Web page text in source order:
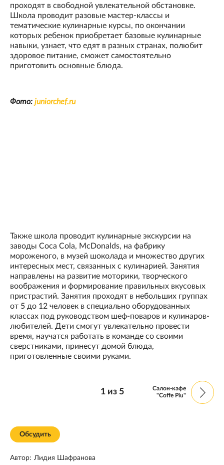
проходят в свободной увлекательной обстановке.
Школа проводит разовые мастер-классы и
тематические кулинарные курсы, по окончании
которых ребенок приобретает базовые кулинарные
навыки, узнает, что едят в разных странах, полюбит
здоровое питание, сможет самостоятельно
приготовить основные блюда.
Фото: juniorchef.ru
Также школа проводит кулинарные экскурсии на
заводы Coca Cola, McDonalds, на фабрику
мороженого, в музей шоколада и множество других
интересных мест, связанных с кулинарией. Занятия
направлены на развитие моторики, творческого
воображения и формирование правильных вкусовых
пристрастий. Занятия проходят в небольших группах
от 5 до 12 человек в специально оборудованных
классах под руководством шеф-поваров и кулинаров-
любителей. Дети смогут увлекательно провести
время, научатся работать в команде со своими
сверстниками, принесут домой блюда,
приготовленные своими руками.
1из 5
Салон-кафе
"Coffe Piu"
Обсудить
Автор: Лидия Шафранова